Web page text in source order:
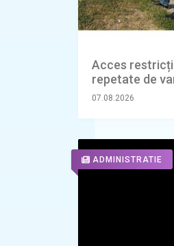
Acces
repetate de
07.08.2026
ADMINISTRATIE